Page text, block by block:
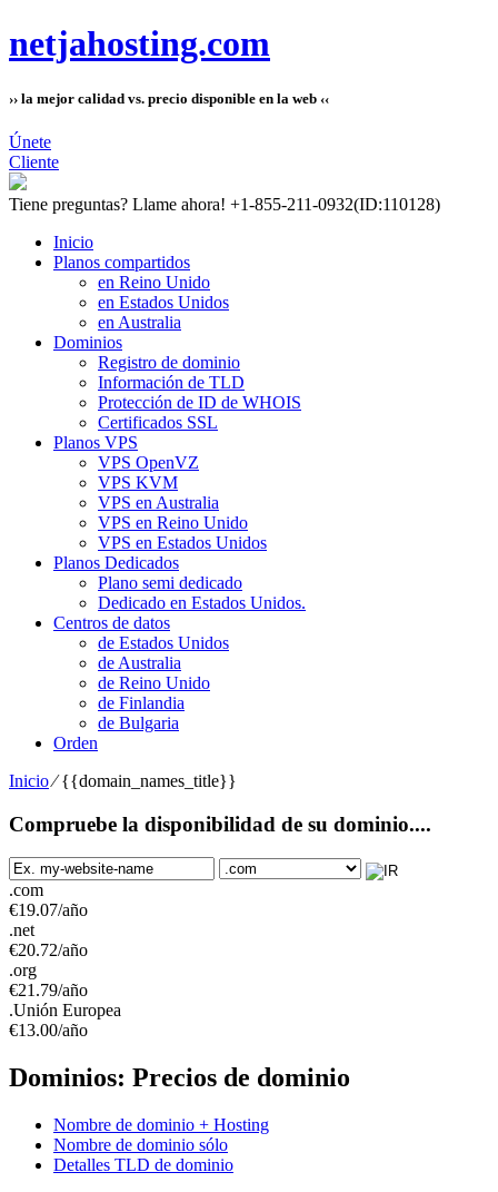
netjahosting.com
›› la mejor calidad vs. precio disponible en la web ‹‹
Únete
Cliente
Tiene preguntas? Llame ahora! +1-855-211-0932(ID:110128)
Inicio
Planos compartidos
en Reino Unido
en Estados Unidos
en Australia
Dominios
Registro de dominio
Información de TLD
Protección de ID de WHOIS
Certificados SSL
Planos VPS
VPS OpenVZ
VPS KVM
VPS en Australia
VPS en Reino Unido
VPS en Estados Unidos
Planos Dedicados
Plano semi dedicado
Dedicado en Estados Unidos.
Centros de datos
de Estados Unidos
de Australia
de Reino Unido
de Finlandia
de Bulgaria
Orden
Inicio⁄{{domain_names_title}}
Compruebe la disponibilidad de su dominio....
.com
€19.07/año
.net
€20.72/año
.org
€21.79/año
.Unión Europea
€13.00/año
Dominios: Precios de dominio
Nombre de dominio + Hosting
Nombre de dominio sólo
Detalles TLD de dominio